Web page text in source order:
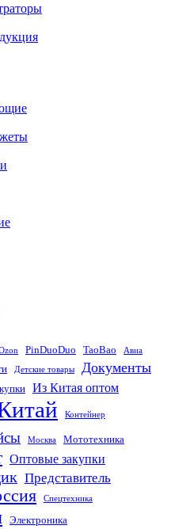
PinDuoDuo TaoBao Авиа
Детские товары Документы
Из Китая оптом
Контейнер
Москва Мототехника
Оптовые закупки
Представитель
Спецтехника
Электроника